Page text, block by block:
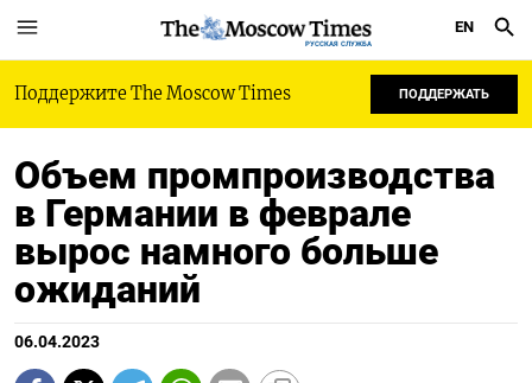
РУССКАЯ СЛУЖБА
EN
Поддержите The Moscow Times ПОДДЕРЖАТЬ
Объем промпроизводства
в Германии в феврале
вырос намного больше
ожиданий
06.04.2023